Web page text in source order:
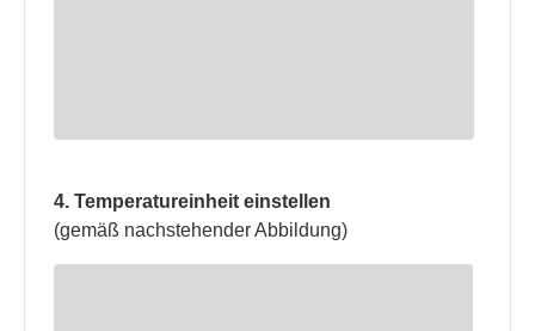
4. Temperatureinheit einstellen
(gemäß nachstehender Abbildung)